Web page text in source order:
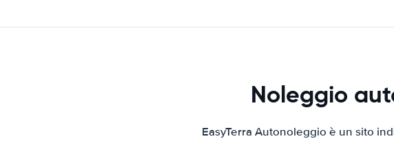
Noleggio
EasyTerra Autonoleggio è un sito